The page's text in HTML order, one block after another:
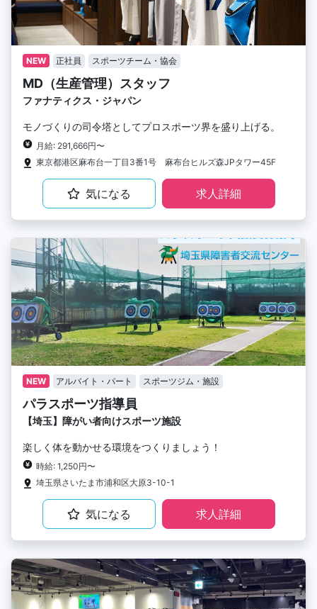
NEW 正社員 スポーツチーム・協会
MD（生産管理）スタッフ
ファナティクス・ジャパン
モノづくりの司令塔としてプロスポーツ界を盛り上げる。
月給: 291,666円〜
東京都港区麻布台一丁目3番1号 麻布台ヒルズ森JPタワー45F
気になる 求人詳細
NEW アルバイト・パート スポーツジム・施設
パラスポーツ指導員
【埼玉】障がい者向けスポーツ施設
楽しく体を動かせる環境をつくりましょう！
時給: 1,250円〜
埼玉県さいたま市浦和区大原3-10-1
気になる 求人詳細